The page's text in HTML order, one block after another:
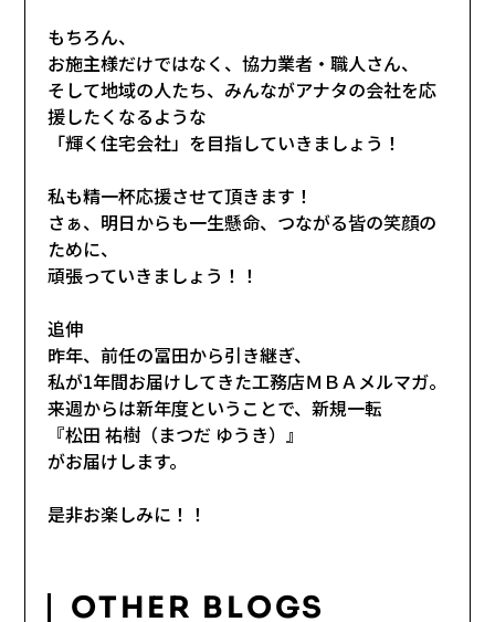
もちろん、
お施主様だけではなく、協力業者・職人さん、
そして地域の人たち、みんながアナタの会社を応
援したくなるような
「輝く住宅会社」を目指していきましょう！
私も精一杯応援させて頂きます！
さぁ、明日からも一生懸命、つながる皆の笑顔の
ために、
頑張っていきましょう！！
追伸
昨年、前任の冨田から引き継ぎ、
私が1年間お届けしてきた工務店ＭＢＡメルマガ。
来週からは新年度ということで、新規一転
『松田 祐樹（まつだ ゆうき）』
がお届けします。
是非お楽しみに！！
OTHER BLOGS